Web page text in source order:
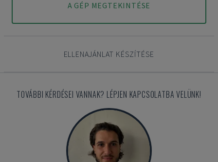
A GÉP MEGTEKINTÉSE
ELLENAJÁNLAT KÉSZÍTÉSE
TOVÁBBI KÉRDÉSEI VANNAK? LÉPJEN KAPCSOLATBA VELÜNK!